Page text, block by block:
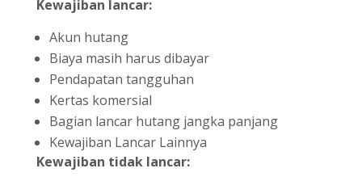
Kewajiban lancar:
Akun hutang
Biaya masih harus dibayar
Pendapatan tangguhan
Kertas komersial
Bagian lancar hutang jangka panjang
Kewajiban Lancar Lainnya
Kewajiban tidak lancar: